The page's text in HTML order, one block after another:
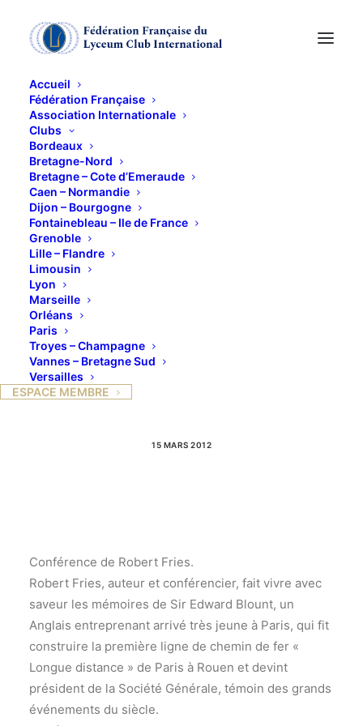
Accueil
Fédération Française
Association Internationale
Clubs
Bordeaux
Bretagne-Nord
Bretagne – Cote d’Emeraude
Caen – Normandie
Dijon – Bourgogne
Fontainebleau – Ile de France
Grenoble
Lille – Flandre
Limousin
Lyon
Marseille
Orléans
Paris
Troyes – Champagne
Vannes – Bretagne Sud
Versailles
ESPACE MEMBRE
Conférence –
Cocktail« le XIXème
siècle raconté par un
Victorien : Chemins
de fer, banque,
révolutions et société,
sur les pas de Sir
Edward Blount » à
15 MARS 2012
Conférence de Robert Fries.
Robert Fries, auteur et conférencier, fait vivre avec
saveur les mémoires de Sir Edward Blount, un
Anglais entreprenant arrivé très jeune à Paris, qui fit
construire la première ligne de chemin de fer «
Longue distance » de Paris à Rouen et devint
président de la Société Générale, témoin des grands
événements du siècle.